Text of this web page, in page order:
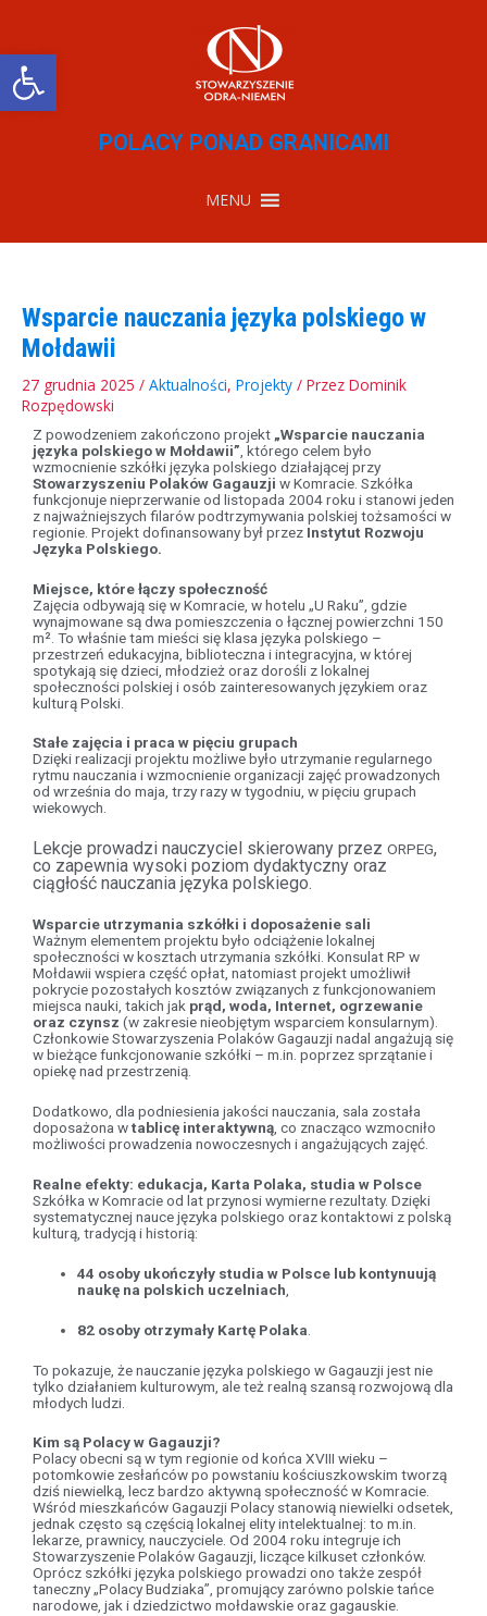
Otwórz pasek narzędzi
POLACY PONAD GRANICAMI
MENU
Wsparcie nauczania języka polskiego w
Mołdawii
27 grudnia 2025 / Aktualności, Projekty / Przez Dominik
Rozpędowski
Z powodzeniem zakończono projekt „Wsparcie nauczania
języka polskiego w Mołdawii” , którego celem było
wzmocnienie szkółki języka polskiego działającej przy
Stowarzyszeniu Polaków Gagauzji w Komracie. Szkółka
funkcjonuje nieprzerwanie od listopada 2004 roku i stanowi jeden
z najważniejszych filarów podtrzymywania polskiej tożsamości w
regionie. Projekt dofinansowany był przez Instytut Rozwoju
Języka Polskiego.
Miejsce, które łączy społeczność
Zajęcia odbywają się w Komracie, w hotelu „U Raku”, gdzie
wynajmowane są dwa pomieszczenia o łącznej powierzchni 150
m². To właśnie tam mieści się klasa języka polskiego –
przestrzeń edukacyjna, biblioteczna i integracyjna, w której
spotykają się dzieci, młodzież oraz dorośli z lokalnej
społeczności polskiej i osób zainteresowanych językiem oraz
kulturą Polski.
Stałe zajęcia i praca w pięciu grupach
Dzięki realizacji projektu możliwe było utrzymanie regularnego
rytmu nauczania i wzmocnienie organizacji zajęć prowadzonych
od września do maja, trzy razy w tygodniu, w pięciu grupach
wiekowych.
Lekcje prowadzi nauczyciel skierowany przez ORPEG,
co zapewnia wysoki poziom dydaktyczny oraz
ciągłość nauczania języka polskiego.
Wsparcie utrzymania szkółki i doposażenie sali
Ważnym elementem projektu było odciążenie lokalnej
społeczności w kosztach utrzymania szkółki. Konsulat RP w
Mołdawii wspiera część opłat, natomiast projekt umożliwił
pokrycie pozostałych kosztów związanych z funkcjonowaniem
miejsca nauki, takich jak prąd, woda, Internet, ogrzewanie
oraz czynsz (w zakresie nieobjętym wsparciem konsularnym).
Członkowie Stowarzyszenia Polaków Gagauzji nadal angażują się
w bieżące funkcjonowanie szkółki – m.in. poprzez sprzątanie i
opiekę nad przestrzenią.
Dodatkowo, dla podniesienia jakości nauczania, sala została
doposażona wtablicę interaktywną , co znacząco wzmocniło
możliwości prowadzenia nowoczesnych i angażujących zajęć.
Realne efekty: edukacja, Karta Polaka, studia w Polsce
Szkółka w Komracie od lat przynosi wymierne rezultaty. Dzięki
systematycznej nauce języka polskiego oraz kontaktowi z polską
kulturą, tradycją i historią:
44 osoby ukończyły studia w Polsce lub kontynuują
naukę na polskich uczelniach
82 osoby otrzymały Kartę Polaka
To pokazuje, że nauczanie języka polskiego w Gagauzji jest nie
tylko działaniem kulturowym, ale też realną szansą rozwojową dla
młodych ludzi.
Kim są Polacy w Gagauzji?
Polacy obecni są w tym regionie od końca XVIII wieku –
potomkowie zesłańców po powstaniu kościuszkowskim tworzą
dziś niewielką, lecz bardzo aktywną społeczność w Komracie.
Wśród mieszkańców Gagauzji Polacy stanowią niewielki odsetek,
jednak często są częścią lokalnej elity intelektualnej: to m.in.
lekarze, prawnicy, nauczyciele. Od 2004 roku integruje ich
Stowarzyszenie Polaków Gagauzji, liczące kilkuset członków.
Oprócz szkółki języka polskiego prowadzi ono także zespół
taneczny „Polacy Budziaka”, promujący zarówno polskie tańce
narodowe, jak i dziedzictwo mołdawskie oraz gagauskie.